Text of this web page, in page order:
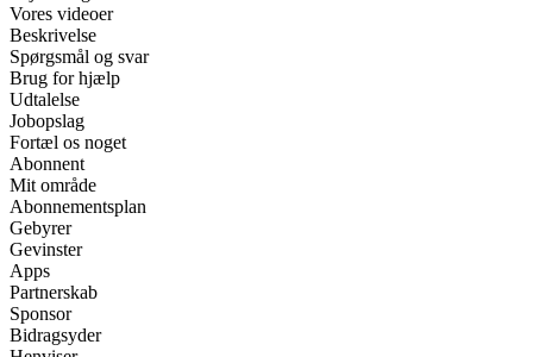
Vores videoer
Beskrivelse
Spørgsmål og svar
Brug for hjælp
Udtalelse
Jobopslag
Fortæl os noget
Abonnent
Mit område
Abonnementsplan
Gebyrer
Gevinster
Apps
Partnerskab
Sponsor
Bidragsyder